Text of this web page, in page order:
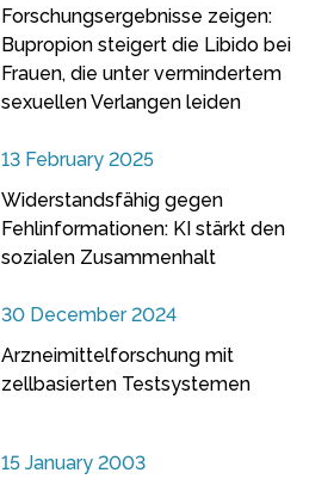
Forschungsergebnisse zeigen:
Bupropion steigert die Libido bei
Frauen, die unter vermindertem
sexuellen Verlangen leiden
13 February 2025
Widerstandsfähig gegen
Fehlinformationen: KI stärkt den
sozialen Zusammenhalt
30 December 2024
Arzneimittelforschung mit
zellbasierten Testsystemen
15 January 2003